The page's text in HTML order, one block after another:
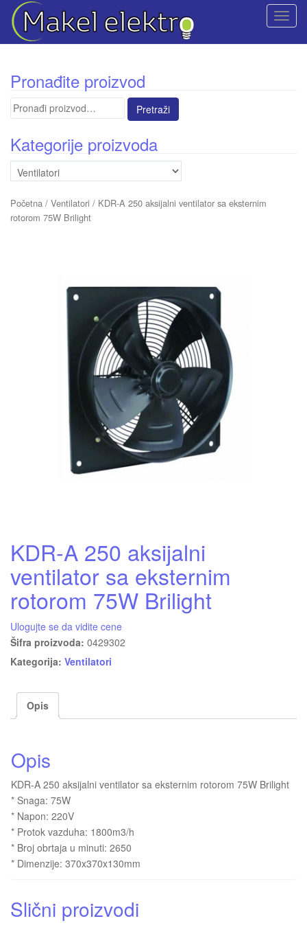
T
Pronađite proizvod
Pretraga
Kategorije proizvoda
Početna / Ventilatori / KDR-A 250 aksijalni ventilator sa eksternim
rotorom 75W Brilight
KDR-A 250 aksijalni
ventilator sa eksternim
rotorom 75W Brilight
Ulogujte se da vidite cene
Šifra proizvoda: 0429302
Kategorija: Ventilatori
Opis
Opis
KDR-A 250 aksijalni ventilator sa eksternim rotorom 75W Brilight
* Snaga: 75W
* Napon: 220V
* Protok vazduha: 1800m3/h
* Broj obrtaja u minuti: 2650
* Dimenzije: 370x370x130mm
Slični proizvodi